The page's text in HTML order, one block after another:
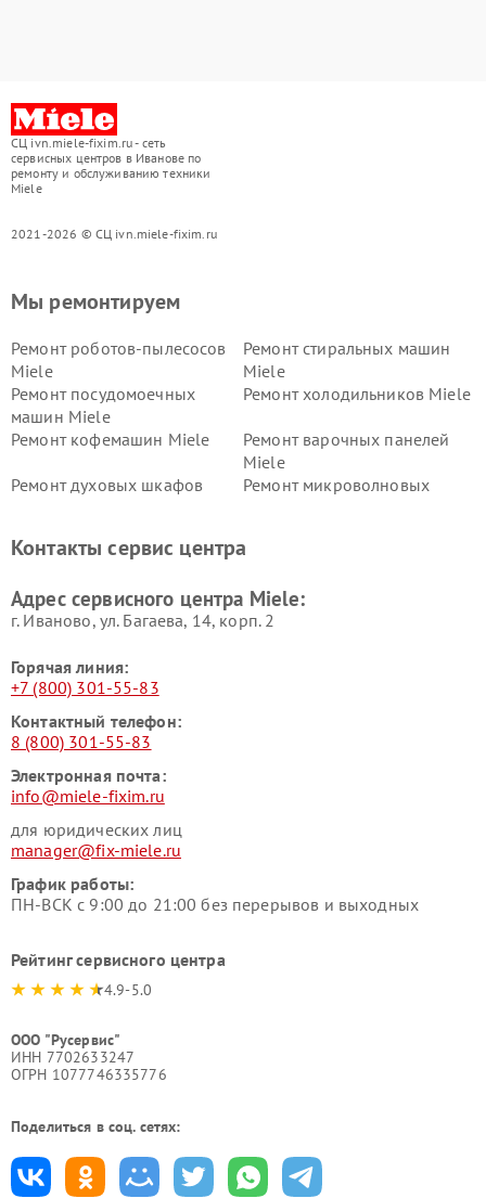
СЦ ivn.miele-fixim.ru - сеть
сервисных центров в Иванове по
ремонту и обслуживанию техники
Miele
2021-2026 © СЦ ivn.miele-fixim.ru
Мы ремонтируем
Ремонт роботов-пылесосов
Miele
Ремонт стиральных машин
Miele
Ремонт посудомоечных
машин Miele
Ремонт холодильников Miele
Ремонт кофемашин Miele
Ремонт варочных панелей
Miele
Ремонт духовых шкафов
Ремонт микроволновых
Miele
Miele
пылесосов Miele
Контакты сервис центра
Адрес сервисного центра Miele:
г. Иваново, ул. Багаева, 14, корп. 2
Горячая линия:
+7 (800) 301-55-83
Контактный телефон:
8 (800) 301-55-83
Электронная почта:
info@miele-fixim.ru
для юридических лиц
manager@fix-miele.ru
График работы:
ПН-ВСК с 9:00 до 21:00 без перерывов и выходных
Рейтинг сервисного центра
4.9-5.0
ООО "Русервис"
ИНН 7702633247
ОГРН 1077746335776
Поделиться в соц. сетях: